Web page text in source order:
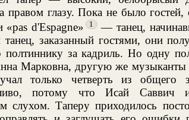
правом глазу. Пока не было
«pas d'Espagne»
1 — танец,
заказанный гостями, они
полтиннику за кадриль. Но одну
Марковна, другую же
только четверть из общего
потому что Исай Саввич
слухом. Таперу приходилось